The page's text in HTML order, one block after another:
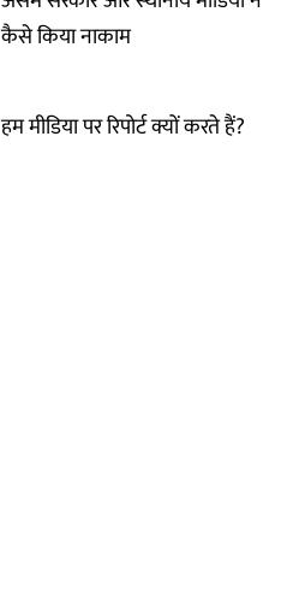
कैसे किया नाकाम
हम मीडिया पर रिपोर्ट क्यों करते हैं?